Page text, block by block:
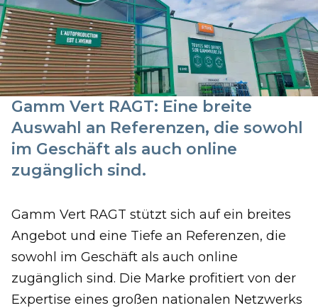
Gamm Vert RAGT: Eine breite
Auswahl an Referenzen, die sowohl
im Geschäft als auch online
zugänglich sind.
Gamm Vert RAGT stützt sich auf ein breites
Angebot und eine Tiefe an Referenzen, die
sowohl im Geschäft als auch online
zugänglich sind. Die Marke profitiert von der
Expertise eines großen nationalen Netzwerks